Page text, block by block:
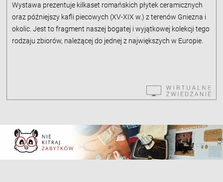
Wystawa prezentuje kilkaset romańskich płytek ceramicznych
oraz późniejszy kafli piecowych (XV-XIX w.) z terenów Gniezna i
okolic. Jest to fragment naszej bogatej i wyjątkowej kolekcji tego
rodzaju zbiorów, należącej do jednej z największych w Europie.